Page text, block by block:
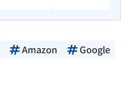
Amazon
Google